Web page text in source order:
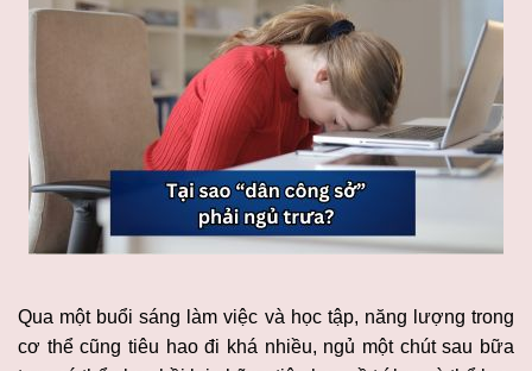
Qua một buổi sáng làm việc và học tập, năng lượng trong
cơ thể cũng tiêu hao đi khá nhiều, ngủ một chút sau bữa